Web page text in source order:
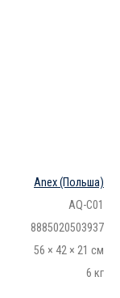
Anex(Польша)
AQ-C01
8885020503937
56 × 42 × 21 см
6 кг